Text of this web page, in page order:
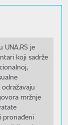
UNA.RS je
koji sadrže
mržnje
pronađeni